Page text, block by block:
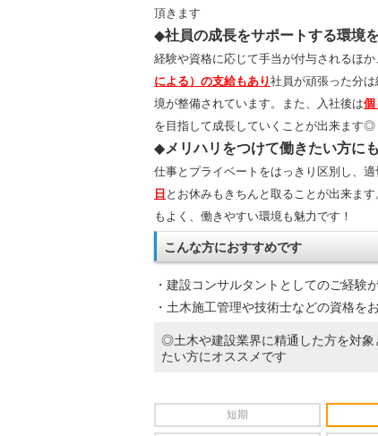
頂きます
◆社員の成長をサポートする環境
経験や資格に応じて手当が付与されるほか
による）の支給もあり社員が頑張った分
境が整備されています。また、入社後は個
を目指して成長していくことが出来ます◎
◆メリハリをつけて働きたい方に
仕事とプライベートをはっきり区別し、
日 とお休みもきちんと取ることが出来ます
もよく、働きやすい環境も魅力です！
こんな方におすすめです
・建設コンサルタントとしてのご経験
・土木施工管理や技術士などの資格を
◎土木や建設業界に精通した方を対
たい方にオススメです
短期